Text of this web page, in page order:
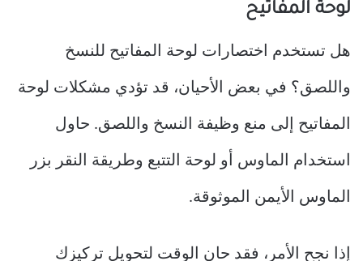
لوحة المفاتيح
هل تستخدم اختصارات لوحة المفاتيح للنسخ
واللصق؟ في بعض الأحيان، قد تؤدي مشكلات لوحة
المفاتيح إلى منع وظيفة النسخ واللصق. حاول
استخدام الماوس أو لوحة التتبع وطريقة النقر بزر
الماوس الأيمن الموثوقة.
إذا نجح الأمر، فقد حان الوقت لتحويل تركيزك